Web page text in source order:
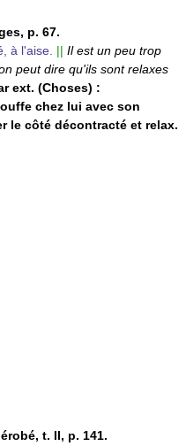
p. 67.
à l'aise. || Il est un peu trop
peut dire qu'ils sont relaxes
ext. (Choses) :
chez lui avec son
le côté décontracté et relax.
t. II, p. 141.